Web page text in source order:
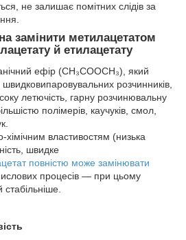
не залишає помітних слідів за
замінити метилацетатом
й етилацетату
ефір (CH₃COOCH₃), який
розчинників,
летючість, гарну розчинювальну
полімерів, каучуків, смол,
хімічним властивостям (низька
швидке
повністю може замінювати
процесів — при цьому